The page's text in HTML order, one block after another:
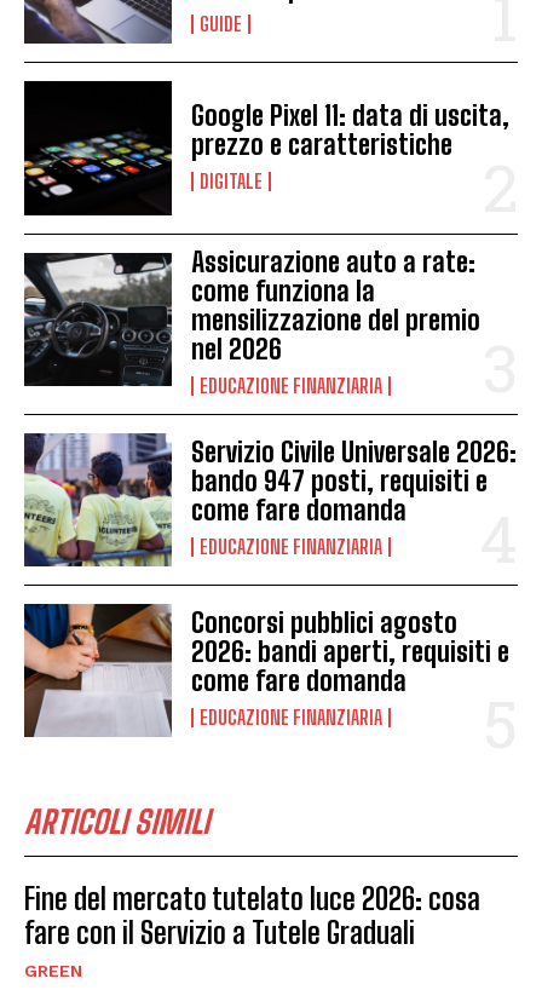
GUIDE
Google Pixel 11: data di uscita,
prezzo e caratteristiche
DIGITALE
Assicurazione auto a rate:
come funziona la
mensilizzazione del premio
nel 2026
EDUCAZIONE FINANZIARIA
Servizio Civile Universale 2026:
bando 947 posti, requisiti e
come fare domanda
EDUCAZIONE FINANZIARIA
Concorsi pubblici agosto
2026: bandi aperti, requisiti e
come fare domanda
EDUCAZIONE FINANZIARIA
ARTICOLI SIMILI
Fine del mercato tutelato luce 2026: cosa
fare con il Servizio a Tutele Graduali
GREEN